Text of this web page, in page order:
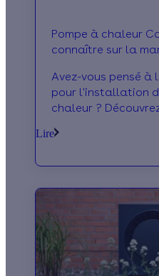
Pompe à chaleur
connaître sur la
Avez-vous pensé à
pour l'installation
chaleur ?
sujet !
Lire